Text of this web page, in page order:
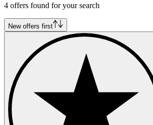
Alfa Romeo Giulietta
Alfa Romeo Montreal
Alfa Romeo Spider
Alfa Romeo SZ-RZ
4 offers found for your search
New offers first